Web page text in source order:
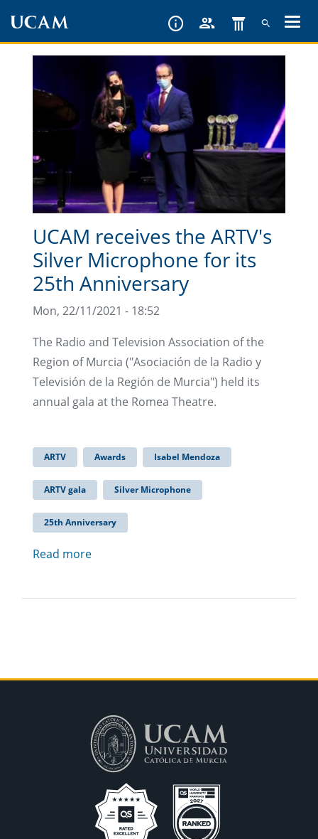
UCAM receives the ARTV's
Silver Microphone for its
25th Anniversary
Mon, 22/11/2021 - 18:52
The Radio and Television Association of the
Region of Murcia ("Asociación de la Radio y
Televisión de la Región de Murcia") held its
annual gala at the Romea Theatre.
ARTV Awards Isabel Mendoza
ARTV gala Silver Microphone
25th Anniversary
Read more